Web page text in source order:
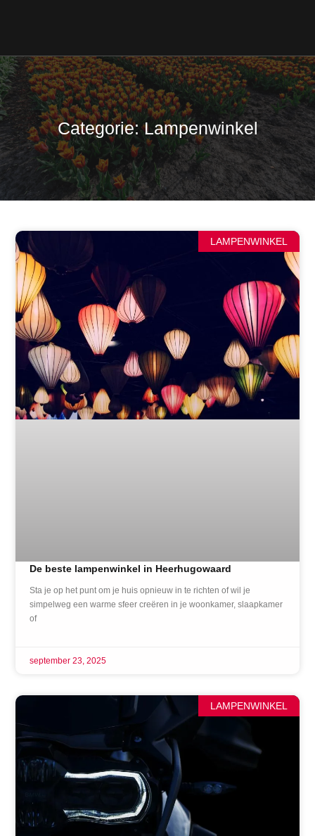
Categorie: Lampenwinkel
LAMPENWINKEL
De beste lampenwinkel in Heerhugowaard
Sta je op het punt om je huis opnieuw in te richten of wil je
simpelweg een warme sfeer creëren in je woonkamer, slaapkamer
of
september 23, 2025
LAMPENWINKEL